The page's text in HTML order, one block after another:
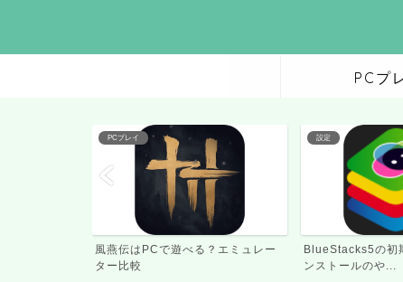
PCプ
設定
BlueStacks5の初期設定とアプリイ
ンストールのや...
設定
BlueStacks5のキ
り方(キーボー...